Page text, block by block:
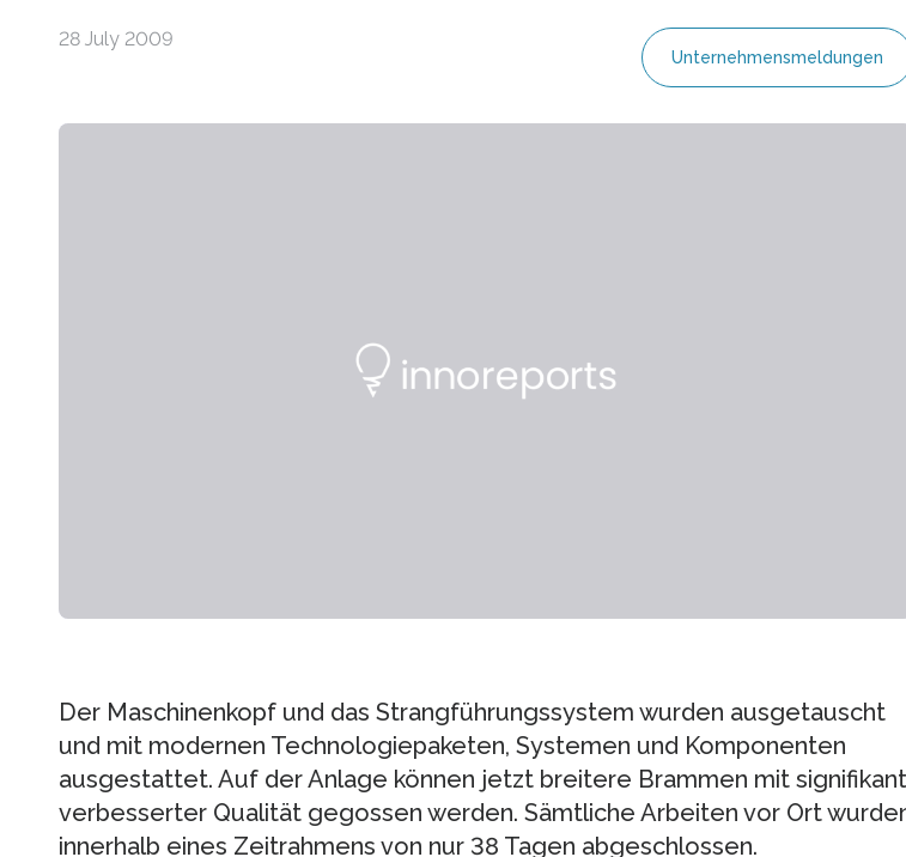
28 July 2009
Unternehmensmeldungen
Der Maschinenkopf und das Strangführungssystem wurden ausgetauscht
und mit modernen Technologiepaketen, Systemen und Komponenten
ausgestattet. Auf der Anlage können jetzt breitere Brammen mit signifikant
verbesserter Qualität gegossen werden. Sämtliche Arbeiten vor Ort
innerhalb eines Zeitrahmens von nur 38 Tagen abgeschlossen.